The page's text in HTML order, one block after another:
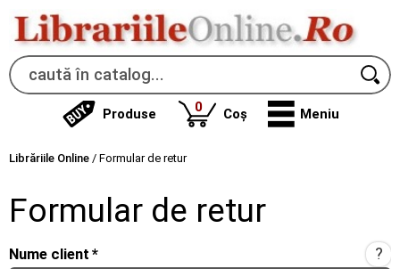
Produse 0produse
Coș Meniu
Librăriile Online / Formular de retur
Formular de retur
Nume client * ?